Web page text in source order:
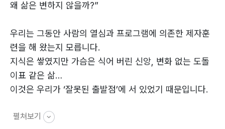
왜 삶은 변하지 않을까?”
우리는 그동안 사람의 열심과 프로그램에 의존한 제자훈
련을 해 왔는지 모릅니다.
지식은 쌓였지만 가슴은 식어 버린 신앙, 변화 없는 도돌
이표 같은 삶…
이것은 우리가 ‘잘못된 출발점’에 서 있었기 때문입니다.
육상 선수가 출발선을 잘못 잡으면, 아무리 빨리 달려도
펼쳐보기